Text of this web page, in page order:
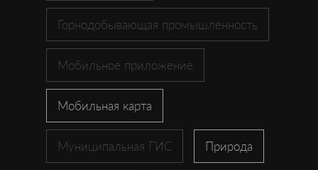
Горнодобывающая промышленность
Мобильное приложение
Мобильная карта
Муниципальная ГИС Природа